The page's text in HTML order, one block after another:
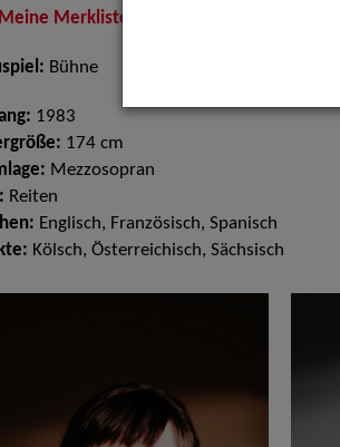
Meine Merkliste
Bühne
1983
174 cm
Mezzosopran
Reiten
Englisch, Französisch, Spanisch
Kölsch, Österreichisch, Sächsisch